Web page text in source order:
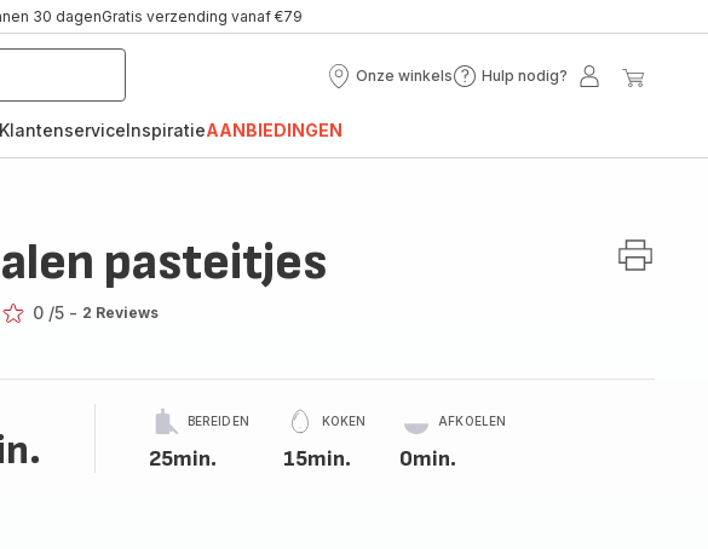
30 dagenGratis verzending vanaf €79
Onze winkels
Onze
Hulp nodig?
Hulp
Mijn
KlantenserviceInspiratieAANBIEDINGEN
pasteitjes
0 /5 - 2 Reviews
BEREIDEN
25min.
KOKEN
15min.
AFKOELEN
0min.